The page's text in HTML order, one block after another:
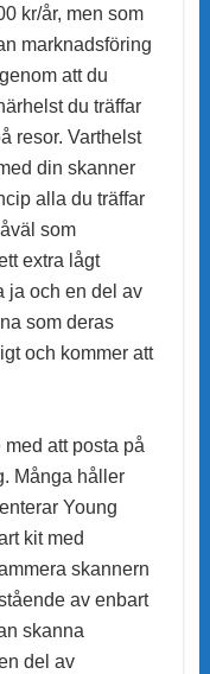
kr/år, men som
marknadsföring
att du
du träffar
resor. Varthelst
din skanner
alla du träffar
som
extra lågt
ja och en del av
som deras
och kommer att
att posta på
Många håller
Young
kit med
skannern
av enbart
skanna
del av